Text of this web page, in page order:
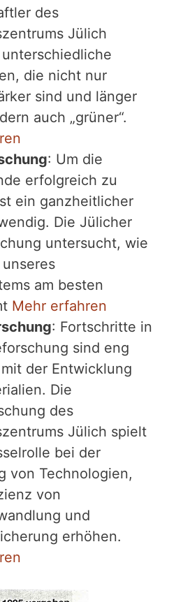
des
Jülich
die nicht nur
sind und länger
auch „grüner“.
: Um die
erfolgreich zu
ein ganzheitlicher
Die Jülicher
untersucht, wie
am besten
Mehr erfahren
: Fortschritte in
sind eng
der Entwicklung
Die
des
Jülich spielt
bei der
von Technologien,
von
und
erhöhen.